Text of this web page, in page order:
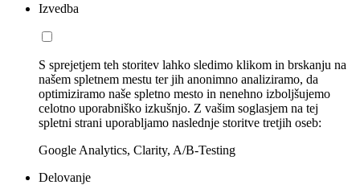
Izvedba
S sprejetjem teh storitev lahko sledimo klikom in brskanju na
našem spletnem mestu ter jih anonimno analiziramo, da
optimiziramo naše spletno mesto in nenehno izboljšujemo
celotno uporabniško izkušnjo. Z vašim soglasjem na tej
spletni strani uporabljamo naslednje storitve tretjih oseb:
Google Analytics, Clarity, A/B-Testing
Delovanje